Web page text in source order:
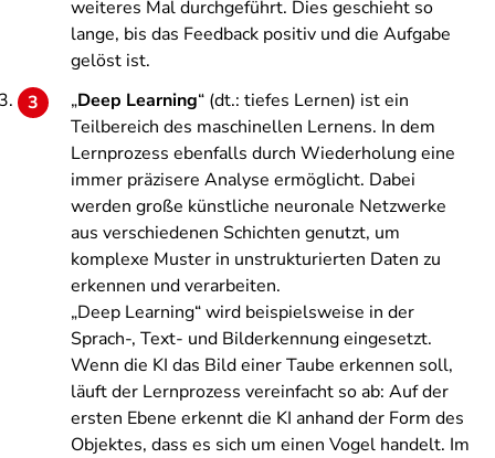
weiteres Mal durchgeführt. Dies geschieht so
lange, bis das Feedback positiv und die Aufgabe
gelöst ist.
„Deep Learning“ (dt.: tiefes Lernen) ist ein
Teilbereich des maschinellen Lernens. In dem
Lernprozess ebenfalls durch Wiederholung eine
immer präzisere Analyse ermöglicht. Dabei
werden große künstliche neuronale Netzwerke
aus verschiedenen Schichten genutzt, um
komplexe Muster in unstrukturierten Daten zu
erkennen und verarbeiten.
„Deep Learning“ wird beispielsweise in der
Sprach-, Text- und Bilderkennung eingesetzt.
Wenn die KI das Bild einer Taube erkennen soll,
läuft der Lernprozess vereinfacht so ab: Auf der
ersten Ebene erkennt die KI anhand der Form des
Objektes, dass es sich um einen Vogel handelt. Im